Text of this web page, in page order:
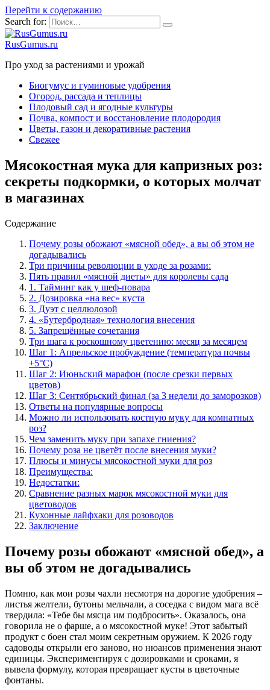
Перейти к содержанию
Search for:
RusGumus.ru
Про уход за растениями и урожай
Биогумус и гуминовые удобрения
Огород, рассада и теплицы
Плодовый сад и ягодные культуры
Почва, компост и восстановление плодородия
Цветы, газон и декоративные растения
Свежее
Мясокостная мука для капризных роз:
секреты подкормки, о которых молчат
в магазинах
Содержание
Почему розы обожают «мясной обед», а вы об этом не
догадывались
Три причины революции в уходе за розами:
Пять правил «мясной диеты» для королевы сада
1. Тайминг как у шеф-повара
2. Дозировка «на вес» куста
3. Дуэт с целлюлозой
4. «Бутербродная» технология внесения
5. Запрещённые сочетания
Три шага к роскошному цветению: месяц за месяцем
Шаг 1: Апрельское пробуждение (температура почвы
+5°C)
Шаг 2: Июньский марафон (после срезки первых
цветов)
Шаг 3: Сентябрьский финал (за 3 недели до заморозков)
Ответы на популярные вопросы
Можно ли использовать костную муку для комнатных
роз?
Чем заменить муку при запахе гниения?
Почему роза не цветёт после внесения муки?
Плюсы и минусы мясокостной муки для роз
Преимущества:
Недостатки:
Сравнение разных марок мясокостной муки для
цветоводов
Кухонные лайфхаки для розоводов
Заключение
Почему розы обожают «мясной обед», а
вы об этом не догадывались
Помню, как мои розы чахли несмотря на дорогие удобрения –
листья желтели, бутоны мельчали, а соседка с видом мага всё
твердила: «Тебе бы мясца им подбросить». Оказалось, она
говорила не о фарше, а о мясокостной муке! Этот забытый
продукт с боен стал моим секретным оружием. К 2026 году
садоводы открыли его заново, но нюансов применения знают
единицы. Экспериментируя с дозировками и сроками, я
вывела формулу, которая превращает кусты в цветочные
фонтаны.